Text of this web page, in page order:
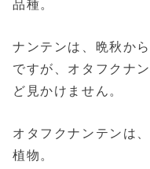
品種。
ナンテンは、晩秋か
ですが、オタフクナ
ど見かけません。
オタフクナンテンは
植物。